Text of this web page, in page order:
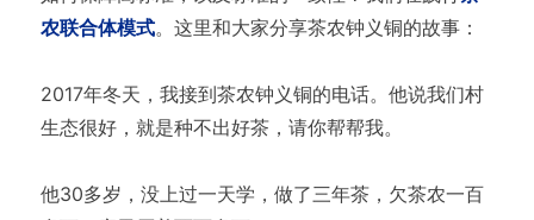
农联合体模式。这里和大家分享茶农钟义铜的故事：
2017年冬天，我接到茶农钟义铜的电话。他说我们村
生态很好，就是种不出好茶，请你帮帮我。
他30多岁，没上过一天学，做了三年茶，欠茶农一百